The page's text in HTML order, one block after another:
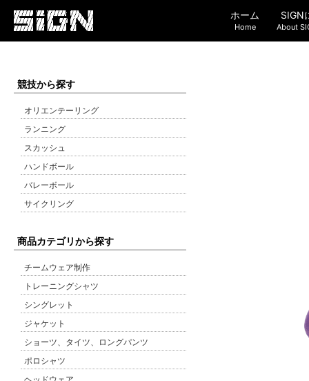
ホーム
Home
SIGN
About
競技から探す
オリエンテーリング
ランニング
スカッシュ
ハンドボール
バレーボール
サイクリング
商品カテゴリから探す
チームウェア制作
トレーニングシャツ
シングレット
ジャケット
ショーツ、タイツ、ロングパンツ
ポロシャツ